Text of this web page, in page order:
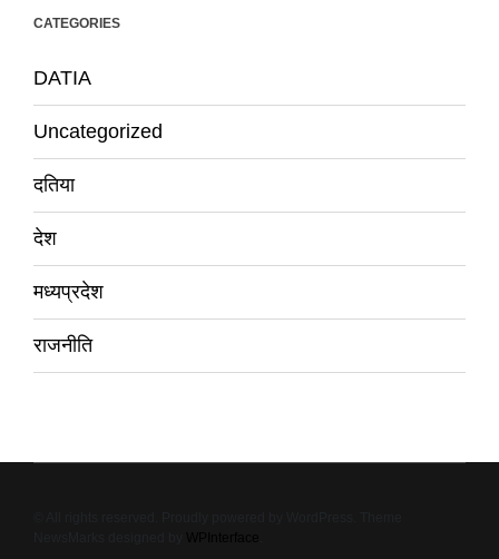
CATEGORIES
DATIA
Uncategorized
दतिया
देश
मध्यप्रदेश
राजनीति